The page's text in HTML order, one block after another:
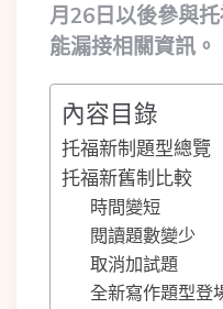
月26日以後參與
能漏接相關資訊。
內容目錄
托福新制題型總覽
托福新舊制比較
時間變短
閱讀題數變少
取消加試題
全新寫作題型登